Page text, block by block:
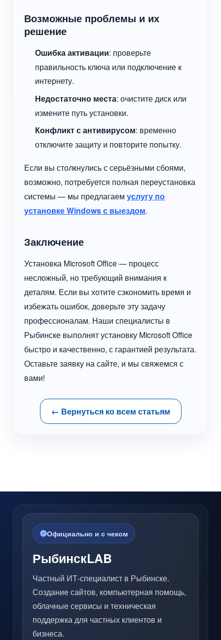
Возможные проблемы и их
решение
Ошибка активации: проверьте
правильность ключа или подключение к
интернету.
Недостаточно места: очистите диск или
измените путь установки.
Конфликт с антивирусом: временно
отключите защиту и повторите попытку.
Если вы столкнулись с серьёзными сбоями,
возможно, потребуется полная переустановка
системы — мы предлагаемуслугу по
установке Windows с выездом.
Заключение
Установка Microsoft Office — процесс
несложный, но требующий внимания к
деталям. Если вы хотите сэкономить время и
избежать ошибок, доверьте эту задачу
профессионалам. Наши специалисты в
Рыбинске выполнят установку Microsoft Office
быстро и качественно, с гарантией результата.
Оставьте заявку на сайте, и мы свяжемся с
вами!
← Вернуться ко всем статьям
Официально и с чеком
РыбинскLAB
Частный ИТ-специалист в Рыбинске.
Создание сайтов, компьютерная помощь,
облачные сервисы и техническая
поддержка для частных клиентов и
бизнеса.